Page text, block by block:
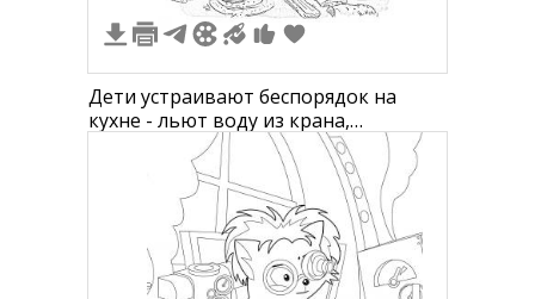
Дети устраивают беспорядок на
кухне - льют воду из крана,
разбивают тарелки, разбрызгивают